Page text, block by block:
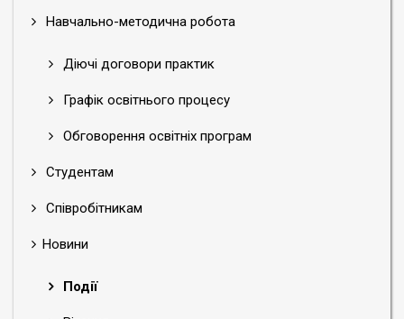
Навчально-методична робота
Діючі договори практик
Графік освітнього процесу
Обговорення освітніх програм
Студентам
Співробітникам
Новини
Події